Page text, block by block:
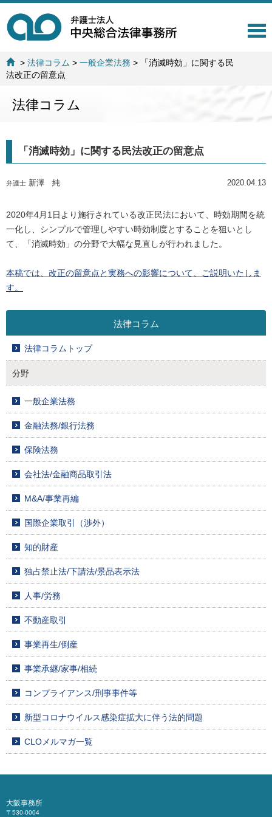
T
a
i
n
>法律コラム >一般企業法務 >
「消滅時効」に関する民
法改正の留意点
法律コラム
「消滅時効」に関する民法改正の留意点
弁護士 新澤 純 2020.04.13
2020年4月1日より施行されている改正民法において、時効期間を統
一化し、シンプルで管理しやすい時効制度とすることを狙いとし
て、「消滅時効」の分野で大幅な見直しが行われました。
本稿では、改正の留意点と実務への影響について、ご説明いたしま
す。
法律コラム
法律コラムトップ
分野
一般企業法務
金融法務/銀行法務
保険法務
会社法/金融商品取引法
M&A/事業再編
国際企業取引（渉外）
知的財産
独占禁止法/下請法/景品表示法
人事/労務
不動産取引
事業再生/倒産
事業承継/家事/相続
コンプライアンス/刑事事件等
新型コロナウイルス感染症拡大に伴う法的問題
CLOメルマガ一覧
大阪事務所
〒530-0004